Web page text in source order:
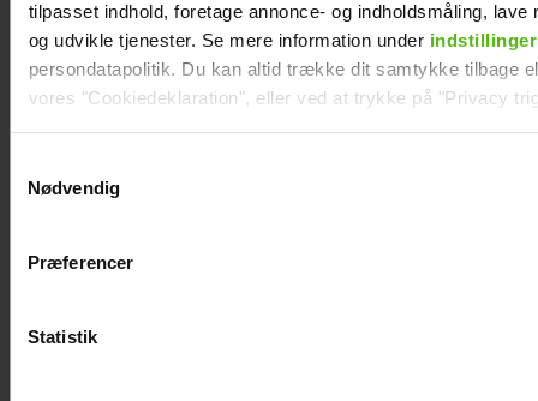
tilpasset indhold, foretage annonce- og indholdsmåling, lave
og udvikle tjenester. Se mere information under indstillinger
persondatapolitik. Du kan altid trække dit samtykke tilbage
vores "Cookiedeklaration", eller ved at trykke på "Privacy
Vi anvender egne cookies og cookies fra tredjeparter til at
generere statistik og huske dine præferencer samt til brug
Nødvendig
Præferencer
Statistik